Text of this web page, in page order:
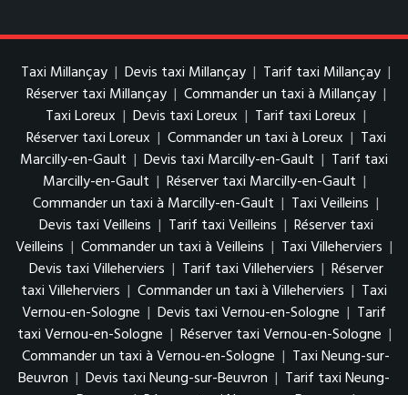
Taxi Millançay | Devis taxi Millançay | Tarif taxi Millançay |
Réserver taxi Millançay | Commander un taxi à Millançay |
Taxi Loreux | Devis taxi Loreux | Tarif taxi Loreux |
Réserver taxi Loreux | Commander un taxi à Loreux | Taxi
Marcilly-en-Gault | Devis taxi Marcilly-en-Gault | Tarif taxi
Marcilly-en-Gault | Réserver taxi Marcilly-en-Gault |
Commander un taxi à Marcilly-en-Gault | Taxi Veilleins |
Devis taxi Veilleins | Tarif taxi Veilleins | Réserver taxi
Veilleins | Commander un taxi à Veilleins | Taxi Villeherviers |
Devis taxi Villeherviers | Tarif taxi Villeherviers | Réserver
taxi Villeherviers | Commander un taxi à Villeherviers | Taxi
Vernou-en-Sologne | Devis taxi Vernou-en-Sologne | Tarif
taxi Vernou-en-Sologne | Réserver taxi Vernou-en-Sologne |
Commander un taxi à Vernou-en-Sologne | Taxi Neung-sur-
Beuvron | Devis taxi Neung-sur-Beuvron | Tarif taxi Neung-